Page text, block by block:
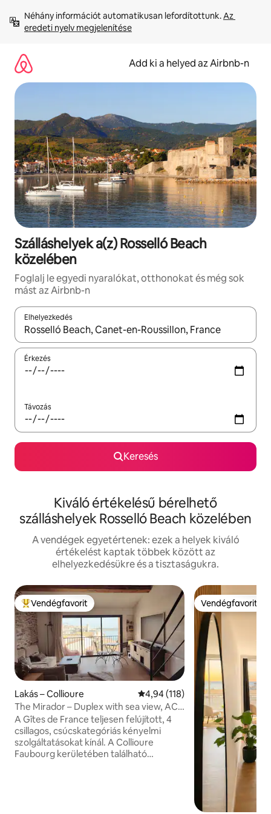
tartalomra
Néhány információt automatikusan lefordítottunk. Az
eredeti nyelv megjelenítése
Add ki a helyed az Airbnb-n
Szálláshelyek a(z) Rosselló Beach
közelében
Foglalj le egyedi nyaralókat, otthonokat és még sok
mást az Airbnb-n
Elhelyezkedés
Az eredmények között a felfelé és a lefelé nyíllal
Érkezés
Távozás
Keresés
Kiváló értékelésű bérelhető
szálláshelyek Rosselló Beach közelében
A vendégek egyetértenek: ezek a helyek kiváló
értékelést kaptak többek között az
elhelyezkedésükre és a tisztaságukra.
Kiemelt vendégfavorit
Vendégfavorit
Lakás – Collioure Átlagos értékelés: 5/4,94, 118
4,94 (118)
The Mirador – Duplex with sea view, AC
and garage
A Gîtes de France teljesen felújított, 4
csillagos, csúcskategóriás kényelmi
szolgáltatásokat kínál. A Collioure
Faubourg kerületében található
Vendégfavorit
Vendégfavorit